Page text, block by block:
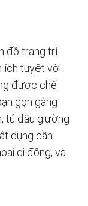
đồ trang trí
ích tuyệt vời.
được chế
gọn gàng
tủ đầu giường
dụng cần
di động, và